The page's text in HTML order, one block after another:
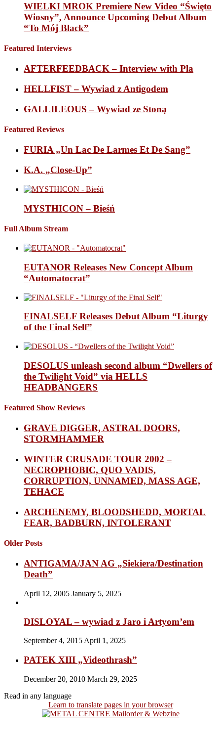
WIELKI MROK Premiere New Video “Święto
Wiosny”, Announce Upcoming Debut Album
“To Mój Black”
Featured Interviews
AFTERFEEDBACK – Interview with Pla
HELLFIST – Wywiad z Antigodem
GALLILEOUS – Wywiad ze Stoną
Featured Reviews
FURIA „Un Lac De Larmes Et De Sang”
K.A. „Close-Up”
MYSTHICON – Bieśń
Full Album Stream
EUTANOR Releases New Concept Album
“Automatocrat”
FINALSELF Releases Debut Album “Liturgy
of the Final Self”
DESOLUS unleash second album “Dwellers of
the Twilight Void” via HELLS
HEADBANGERS
Featured Show Reviews
GRAVE DIGGER, ASTRAL DOORS,
STORMHAMMER
WINTER CRUSADE TOUR 2002 –
NECROPHOBIC, QUO VADIS,
CORRUPTION, UNNAMED, MASS AGE,
TEHACE
ARCHENEMY, BLOODSHEDD, MORTAL
FEAR, BADBURN, INTOLERANT
Older Posts
ANTIGAMA/JAN AG „Siekiera/Destination
Death”
April 12, 2005 January 5, 2025
DISLOYAL – wywiad z Jaro i Artyom’em
September 4, 2015 April 1, 2025
PATEK XIII „Videothrash”
December 20, 2010 March 29, 2025
Read in any language
Learn to translate pages in your browser